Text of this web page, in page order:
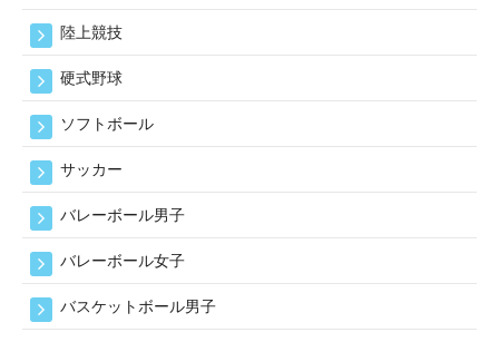
陸上競技
硬式野球
ソフトボール
サッカー
バレーボール男子
バレーボール女子
バスケットボール男子